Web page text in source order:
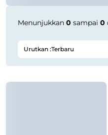
Menunjukkan 0 sampai 0
Urutkan :Terbaru